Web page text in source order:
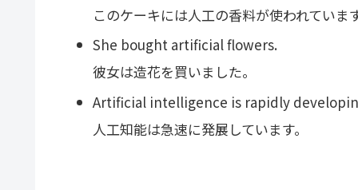
このケーキには人工の香料が使われています
She bought artificial flowers.
彼女は造花を買いました。
Artificial intelligence is rapidly
人工知能は急速に発展しています。